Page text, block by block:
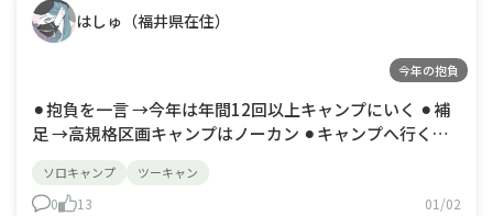
はしゅ（福井県在住）
今年の抱負
⚫︎抱負を一言 →今年は年間12回以上キャンプにいく ⚫︎補
足 →高規格区画キャンプはノーカン ⚫︎キャンプへ行く目
ソロキャンプ ツーキャン
0 13 01/02